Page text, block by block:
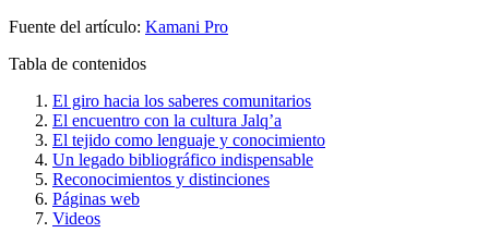
Fuente del artículo: Kamani Pro
Tabla de contenidos
El giro hacia los saberes comunitarios
El encuentro con la cultura Jalq’a
El tejido como lenguaje y conocimiento
Un legado bibliográfico indispensable
Reconocimientos y distinciones
Páginas web
Videos